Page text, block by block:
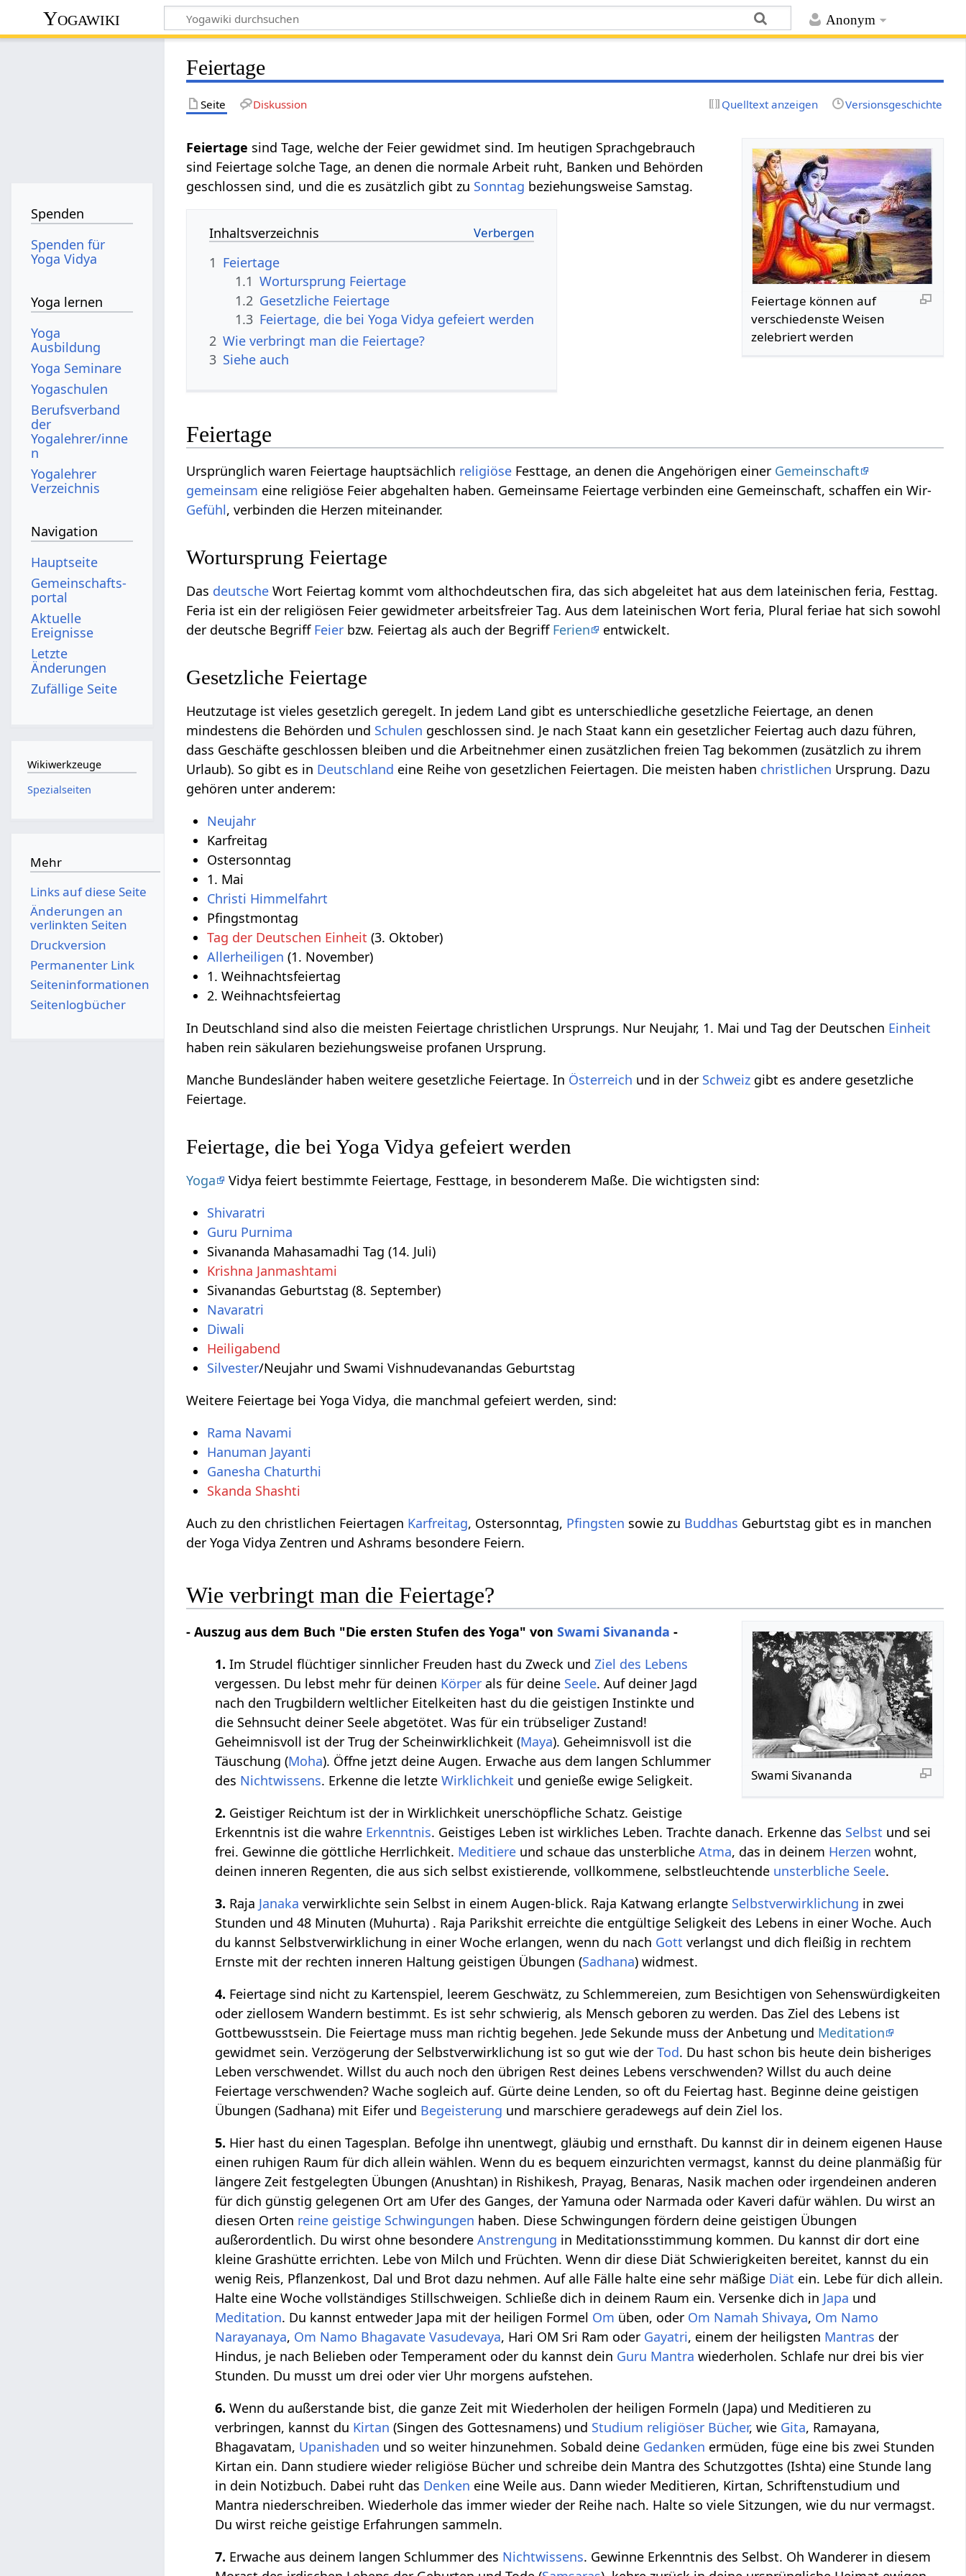
Anonym
Yogawiki
Feiertage
Seite Diskussion Quelltext anzeigen Versionsgeschichte
Feiertage können auf
verschiedenste Weisen
zelebriert werden
Feiertage sind Tage, welche der Feier gewidmet sind. Im heutigen Sprachgebrauch
sind Feiertage solche Tage, an denen die normale Arbeit ruht, Banken und Behörden
geschlossen sind, und die es zusätzlich gibt zu Sonntag beziehungsweise Samstag.
Inhaltsverzeichnis
1 Feiertage
1.1 Wortursprung Feiertage
1.2 Gesetzliche Feiertage
1.3 Feiertage, die bei Yoga Vidya gefeiert werden
2 Wie verbringt man die Feiertage?
3 Siehe auch
Feiertage
Ursprünglich waren Feiertage hauptsächlich religiöse Festtage, an denen die Angehörigen einer Gemeinschaft
gemeinsam eine religiöse Feier abgehalten haben. Gemeinsame Feiertage verbinden eine Gemeinschaft, schaffen ein Wir-
Gefühl, verbinden die Herzen miteinander.
Wortursprung Feiertage
Das deutsche Wort Feiertag kommt vom althochdeutschen fira, das sich abgeleitet hat aus dem lateinischen feria, Festtag.
Feria ist ein der religiösen Feier gewidmeter arbeitsfreier Tag. Aus dem lateinischen Wort feria, Plural feriae hat sich sowohl
der deutsche Begriff Feier bzw. Feiertag als auch der Begriff Ferien entwickelt.
Gesetzliche Feiertage
Heutzutage ist vieles gesetzlich geregelt. In jedem Land gibt es unterschiedliche gesetzliche Feiertage, an denen
mindestens die Behörden und Schulen geschlossen sind. Je nach Staat kann ein gesetzlicher Feiertag auch dazu führen,
dass Geschäfte geschlossen bleiben und die Arbeitnehmer einen zusätzlichen freien Tag bekommen (zusätzlich zu ihrem
Urlaub). So gibt es in Deutschland eine Reihe von gesetzlichen Feiertagen. Die meisten haben christlichen Ursprung. Dazu
gehören unter anderem:
Neujahr
Karfreitag
Ostersonntag
1. Mai
Christi Himmelfahrt
Pfingstmontag
Tag der Deutschen Einheit (3. Oktober)
Allerheiligen (1. November)
1. Weihnachtsfeiertag
2. Weihnachtsfeiertag
In Deutschland sind also die meisten Feiertage christlichen Ursprungs. Nur Neujahr, 1. Mai und Tag der Deutschen Einheit
haben rein säkularen beziehungsweise profanen Ursprung.
Manche Bundesländer haben weitere gesetzliche Feiertage. In Österreich und in der Schweiz gibt es andere gesetzliche
Feiertage.
Feiertage, die bei Yoga Vidya gefeiert werden
Yoga
Vidya feiert bestimmte Feiertage, Festtage, in besonderem Maße. Die wichtigsten sind:
Shivaratri
Guru Purnima
Sivananda Mahasamadhi Tag (14. Juli)
Krishna Janmashtami
Sivanandas Geburtstag (8. September)
Navaratri
Diwali
Heiligabend
Silvester/Neujahr und Swami Vishnudevanandas Geburtstag
Weitere Feiertage bei Yoga Vidya, die manchmal gefeiert werden, sind:
Rama Navami
Hanuman Jayanti
Ganesha Chaturthi
Skanda Shashti
Auch zu den christlichen Feiertagen Karfreitag, Ostersonntag, Pfingsten sowie zu Buddhas Geburtstag gibt es in manchen
der Yoga Vidya Zentren und Ashrams besondere Feiern.
Wie verbringt man die Feiertage?
Swami Sivananda
- Auszug aus dem Buch "Die ersten Stufen des Yoga" vonSwami Sivananda -
1. Im Strudel flüchtiger sinnlicher Freuden hast du Zweck undZiel des Lebens
vergessen. Du lebst mehr für deinen Körper als für deine Seele. Auf deiner Jagd
nach den Trugbildern weltlicher Eitelkeiten hast du die geistigen Instinkte und
die Sehnsucht deiner Seele abgetötet. Was für ein trübseliger Zustand!
Geheimnisvoll ist der Trug der Scheinwirklichkeit (Maya). Geheimnisvoll ist die
Täuschung (Moha). Öffne jetzt deine Augen. Erwache aus dem langen Schlummer
des Nichtwissens. Erkenne die letzteWirklichkeit und genieße ewige Seligkeit.
2. Geistiger Reichtum ist der in Wirklichkeit unerschöpfliche Schatz. Geistige
Erkenntnis ist die wahre Erkenntnis. Geistiges Leben ist wirkliches Leben. Trachte danach. Erkenne das Selbst und sei
frei. Gewinne die göttliche Herrlichkeit. Meditiere und schaue das unsterblicheAtma, das in deinem Herzen wohnt,
deinen inneren Regenten, die aus sich selbst existierende, vollkommene, selbstleuchtende unsterbliche Seele.
3. Raja Janaka verwirklichte sein Selbst in einem Augen-blick. Raja Katwang erlangte Selbstverwirklichung in zwei
Stunden und 48 Minuten (Muhurta) . Raja Parikshit erreichte die entgültige Seligkeit des Lebens in einer Woche. Auch
du kannst Selbstverwirklichung in einer Woche erlangen, wenn du nach Gott verlangst und dich fleißig in rechtem
Ernste mit der rechten inneren Haltung geistigen Übungen (Sadhana) widmest.
4. Feiertage sind nicht zu Kartenspiel, leerem Geschwätz, zu Schlemmereien, zum Besichtigen von Sehenswürdigkeiten
oder ziellosem Wandern bestimmt. Es ist sehr schwierig, als Mensch geboren zu werden. Das Ziel des Lebens ist
Gottbewusstsein. Die Feiertage muss man richtig begehen. Jede Sekunde muss der Anbetung und Meditation
gewidmet sein. Verzögerung der Selbstverwirklichung ist so gut wie derTod. Du hast schon bis heute dein bisheriges
Leben verschwendet. Willst du auch noch den übrigen Rest deines Lebens verschwenden? Willst du auch deine
Feiertage verschwenden? Wache sogleich auf. Gürte deine Lenden, so oft du Feiertag hast. Beginne deine geistigen
Übungen (Sadhana) mit Eifer und Begeisterung und marschiere geradewegs auf dein Ziel los.
5. Hier hast du einen Tagesplan. Befolge ihn unentwegt, gläubig und ernsthaft. Du kannst dir in deinem eigenen Hause
einen ruhigen Raum für dich allein wählen. Wenn du es bequem einzurichten vermagst, kannst du deine planmäßig für
längere Zeit festgelegten Übungen (Anushtan) in Rishikesh, Prayag, Benaras, Nasik machen oder irgendeinen anderen
für dich günstig gelegenen Ort am Ufer des Ganges, der Yamuna oder Narmada oder Kaveri dafür wählen. Du wirst an
diesen Orten reine geistige Schwingungen haben. Diese Schwingungen fördern deine geistigen Übungen
außerordentlich. Du wirst ohne besondereAnstrengung in Meditationsstimmung kommen. Du kannst dir dort eine
kleine Grashütte errichten. Lebe von Milch und Früchten. Wenn dir diese Diät Schwierigkeiten bereitet, kannst du ein
wenig Reis, Pflanzenkost, Dal und Brot dazu nehmen. Auf alle Fälle halte eine sehr mäßige Diät ein. Lebe für dich allein.
Halte eine Woche vollständiges Stillschweigen. Schließe dich in deinem Raum ein. Versenke dich in Japa und
Meditation. Du kannst entweder Japa mit der heiligen Formel Om üben, oder Om Namah Shivaya, Om Namo
Narayanaya, Om Namo Bhagavate Vasudevaya, Hari OM Sri Ram oder Gayatri, einem der heiligsten Mantras der
Hindus, je nach Belieben oder Temperament oder du kannst dein Guru Mantra wiederholen. Schlafe nur drei bis vier
Stunden. Du musst um drei oder vier Uhr morgens aufstehen.
6. Wenn du außerstande bist, die ganze Zeit mit Wiederholen der heiligen Formeln (Japa) und Meditieren zu
verbringen, kannst du Kirtan (Singen des Gottesnamens) und Studium religiöser Bücher, wie Gita, Ramayana,
Bhagavatam, Upanishaden und so weiter hinzunehmen. Sobald deine Gedanken ermüden, füge eine bis zwei Stunden
Kirtan ein. Dann studiere wieder religiöse Bücher und schreibe dein Mantra des Schutzgottes (Ishta) eine Stunde lang
in dein Notizbuch. Dabei ruht das Denken eine Weile aus. Dann wieder Meditieren, Kirtan, Schriftenstudium und
Mantra niederschreiben. Wiederhole das immer wieder der Reihe nach. Halte so viele Sitzungen, wie du nur vermagst.
Du wirst reiche geistige Erfahrungen sammeln.
7. Erwache aus deinem langen Schlummer des Nichtwissens. Gewinne Erkenntnis des Selbst. Oh Wanderer in diesem
Spenden
Spenden für
Yoga Vidya
Yoga lernen
Yoga
Ausbildung
Yoga Seminare
Yogaschulen
Berufsverband
der
Yogalehrer/inne
n
Yogalehrer
Verzeichnis
Navigation
Hauptseite
Gemeinschafts­
portal
Aktuelle
Ereignisse
Letzte
Änderungen
Zufällige Seite
Wikiwerkzeuge
Spezialseiten
Mehr
Links auf diese Seite
Änderungen an
verlinkten Seiten
Druckversion
Permanenter Link
Seiten­­informationen
Seitenlogbücher